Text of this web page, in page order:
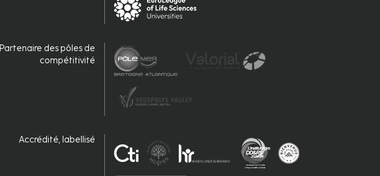
Partenaire des pôles de
compétitivité
Accrédité, labellisé